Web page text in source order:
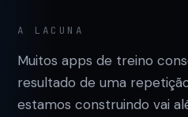
A LACUNA
Muitos apps de treino
resultado de uma
estamos construindo vai